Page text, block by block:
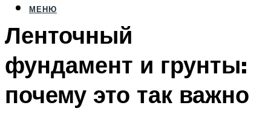
МЕНЮ
Ленточный
фундамент и грунты:
почему это так важно